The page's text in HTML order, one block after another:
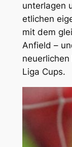
unterlagen
etlichen
mit dem
Anfield –
Liga Cups.